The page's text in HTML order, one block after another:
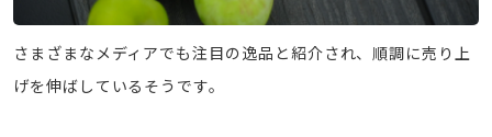
さまざまなメディアでも注目の逸品と紹介され、順調に売り上
げを伸ばしているそうです。